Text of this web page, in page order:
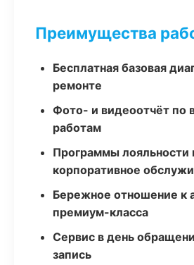
Преимущества
Бесплатная базовая
ремонте
Фото- и видеоотчёт по
работам
Программы лояльности
корпоративное
Бережное отношение к
премиум-класса
Сервис в день
запись